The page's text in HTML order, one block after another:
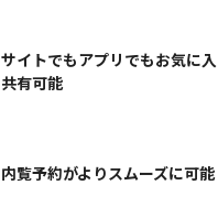
サイトでもアプリでもお気に
共有可能
内覧予約がよりスムーズに可能